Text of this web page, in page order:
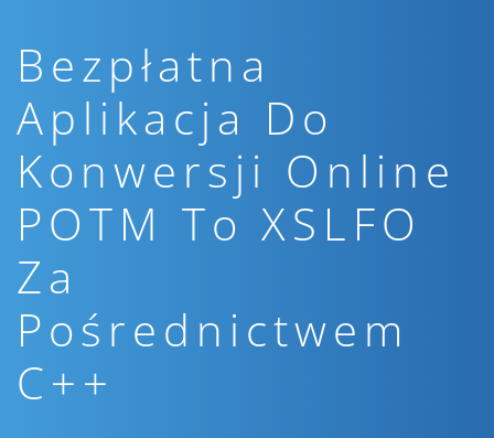
Bezpłatna
Aplikacja Do
Konwersji Online
POTM To XSLFO
Za
Pośrednictwem
C++